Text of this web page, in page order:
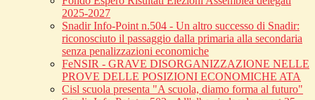
2025-2027
Snadir Info-Point n.504 - Un altro successo di Snadir:
riconosciuto il passaggio dalla primaria alla secondaria
senza penalizzazioni economiche
FeNSIR - GRAVE DISORGANIZZAZIONE NELLE
PROVE DELLE POSIZIONI ECONOMICHE ATA
Cisl scuola presenta "A scuola, diamo forma al futuro"